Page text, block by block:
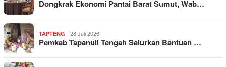
Dongkrak Ekonomi Pantai Barat Sumut, Wab…
TAPTENG 28 Juli 2026
Pemkab Tapanuli Tengah Salurkan Bantuan …